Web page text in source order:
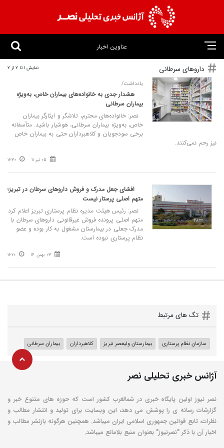
عناوین اخبار
داروهای سرطانی نمایش 1 تا 2 از 2
یادداشت/
هشدار جدی به خانواده‌های بیماران خاص، به‌ویژه
بیماران سرطانی
نصر: خانواده‌های محترم، تلاشگر و ایثارگر بیماران
خاص، به‌ویژه بیماران سرطانی، هوشیار باشید. متأسفانه
برخی سودجویان و کلاهبرداران حتی به بیماران خاص
نیز رحم نمی‌کنند.
05 تیر 11 16:30
افشای جعل مدرک و فروش داروهای سرطان در تبریز؛
متهم اصلی پرستار نیست
نصر: رئیس هیئت مدیره نظام پرستاری تبریز اعلام کرد
متهم اصلی پرونده فروش غیرقانونی داروهای سرطان با
مدرک جعلی در بیمارستان مشغول به کار بوده و عضو
نظام پرستاری نبوده است.
03 بهمن 14 16:20
تگ های مرتبط
سازمان نظام پرستاری بیمارستان ولیعصر تبریز کلاهبرداران بیماران سرطانی
آژانس خبری تحلیلی نصر
نصر نیوز اولین پایگاه خبری در شمالغرب کشور است که حوزه های متنوع خبر و
گزارشات رسانه ی را پوشش می دهد، این وبسایت برای تولید و انتشار مطالب و
نظرات، تابع قوانین جمهوری اسلامی ایران میباشد. همچنین هرگونه بازنشر مطالب و
اخبار آن با ذکر "نصرنیوز" بعنوان منبع بلامانع میباشد.